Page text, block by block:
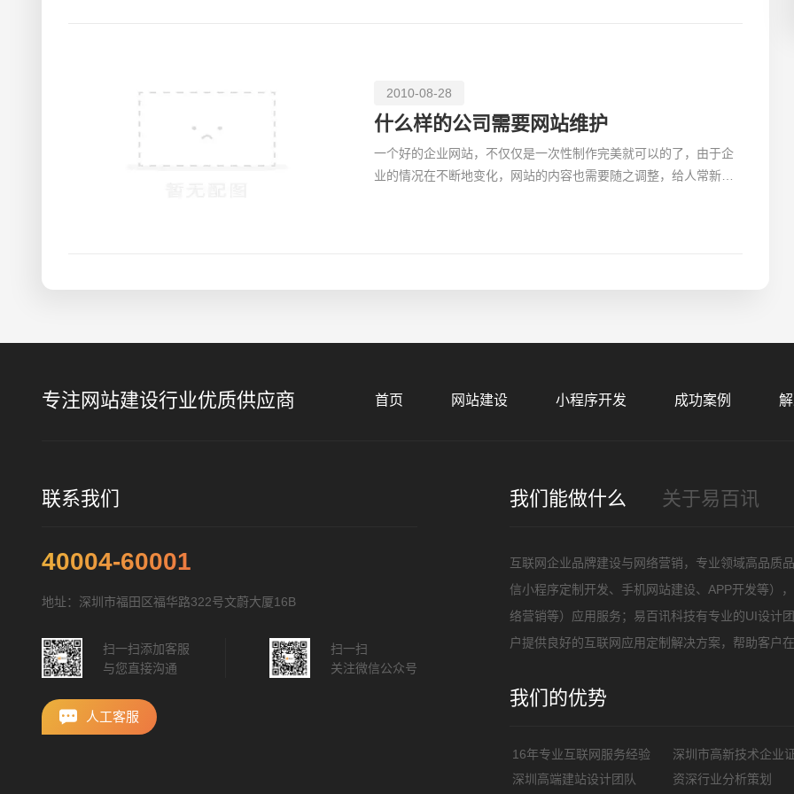
2010-08-28
什么样的公司需要网站维护
一个好的企业网站，不仅仅是一次性制作完美就可以的了，由于企
业的情况在不断地变化，网站的内容也需要随之调整，给人常新的
专注网站建设行业优质供应商 首页 网站建设 小程序开发 成功案例
联系我们
40004-60001
地址：深圳市福田区福华路322号文蔚大厦16B
扫一扫添加客服
与您直接沟通
扫一扫
关注微信公众号
人工客服
我们能做什么 关于易百讯
互联网企业品牌建设与网络营销，专业领域高品质
信小程序定制开发、手机网站建设、APP开发等）
络营销等）应用服务；易百讯科技有专业的UI设计
户提供良好的互联网应用定制解决方案，帮助客户
我们的优势
16年专业互联网服务经验 深圳市高新技术企业
深圳高端建站设计团队
资深行业分析策划